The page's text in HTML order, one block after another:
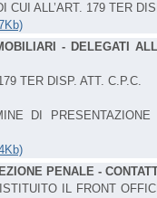
CUI ALL’ART. 179 TER
- DELEGATI
TER DISP. ATT. C.P.C.
DI
PENALE -
IL FRONT